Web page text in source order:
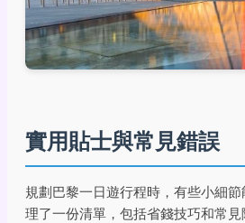
實用貼士與常見錯誤
規劃巴黎一日遊行程時，有些小細
理了一份清單，包括省錢技巧和常見